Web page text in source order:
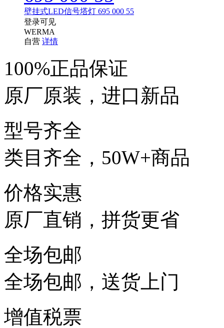
壁挂式LED信号塔灯 695 000 55
登录可见
WERMA
自营 详情
100%正品保证
原厂原装，进口新品
型号齐全
类目齐全，50W+商品
价格实惠
原厂直销，拼货更省
全场包邮
全场包邮，送货上门
增值税票